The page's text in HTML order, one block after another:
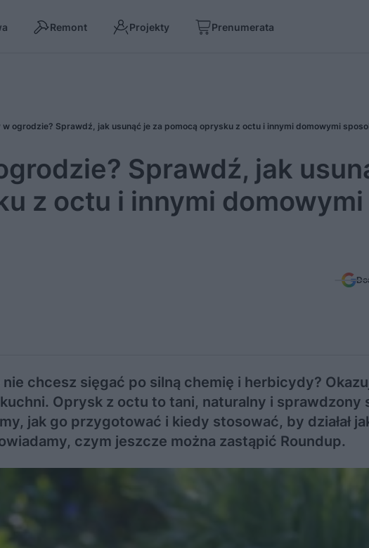
Remont Projekty Prenumerata
ogrodzie? Sprawdź, jak usunąć je za pomocą oprysku z octu i innymi domowymi
Sprawdź, jak
z octu i innymi domowymi
chcesz sięgać po silną chemię i herbicydy?
Oprysk z octu to tani, naturalny i sprawdzony
jak go przygotować i kiedy stosować, by działał
czym jeszcze można zastąpić Roundup.